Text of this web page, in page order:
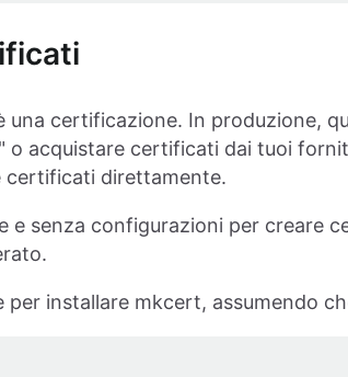
una certificazione. In produzione,
acquistare certificati dai tuoi
certificati direttamente.
e senza configurazioni per creare
installare mkcert, assumendo